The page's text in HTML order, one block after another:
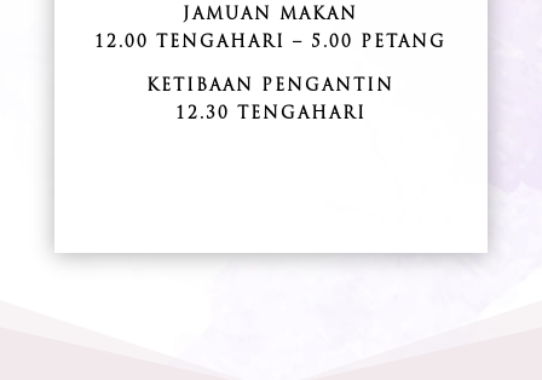
JAMUAN MAKAN
12.00 TENGAHARI – 5.00 PETANG
KETIBAAN PENGANTIN
12.30 TENGAHARI